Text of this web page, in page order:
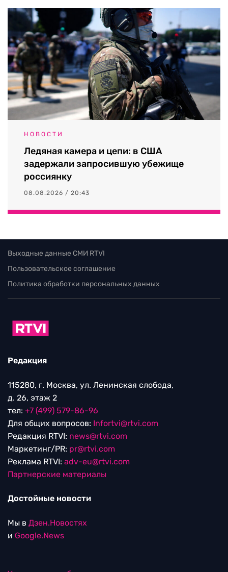
НОВОСТИ
Ледяная камера и цепи: в США
задержали запросившую убежище
россиянку
08.08.2026 / 20:43
Выходные данные СМИ RTVI
Пользовательское соглашение
Политика обработки персональных данных
Редакция
115280, г. Москва, ул. Ленинская слобода,
д. 26, этаж 2
тел: +7 (499) 579-86-96
Для общих вопросов: Infortvi@rtvi.com
Редакция RTVI: news@rtvi.com
Маркетинг/PR: pr@rtvi.com
Реклама RTVI: adv-eu@rtvi.com
Партнерские материалы
Достойные новости
Мы в Дзен.Новостях
и Google.News